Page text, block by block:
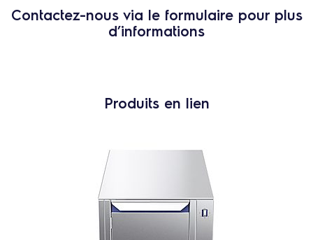
Contactez-nous via le formulaire pour plus
d’informations
Produits en lien